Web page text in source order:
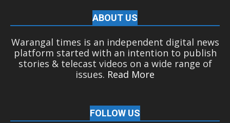
ABOUT US
Warangal times is an independent digital news
platform started with an intention to publish
stories & telecast videos on a wide range of
issues. Read More
FOLLOW US